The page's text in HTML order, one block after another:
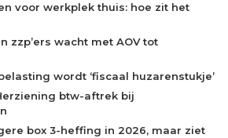
voor werkplek thuis: hoe zit het
zzp’ers wacht met AOV tot
wordt ‘fiscaal huzarenstukje’
btw-aftrek bij
box 3-heffing in 2026, maar ziet